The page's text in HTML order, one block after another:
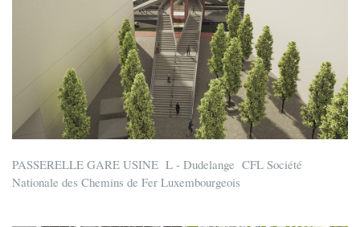
PASSERELLE GARE USINE L - Dudelange CFL Société
Nationale des Chemins de Fer Luxembourgeois